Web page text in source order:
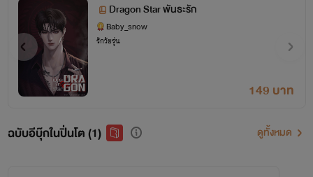
Dragon Star พันธะรัก
Baby_snow
รักวัยรุ่น
149 บาท
ฉบับอีบุ๊กในปิ่นโต (1) ดูทั้งหมด